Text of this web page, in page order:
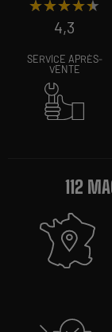
★★★★★
★★★★★
4,3
SERVICE APRÈS-
VENTE
112